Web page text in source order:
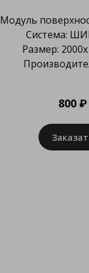
Модуль
Система:
Размер:
800 ₽